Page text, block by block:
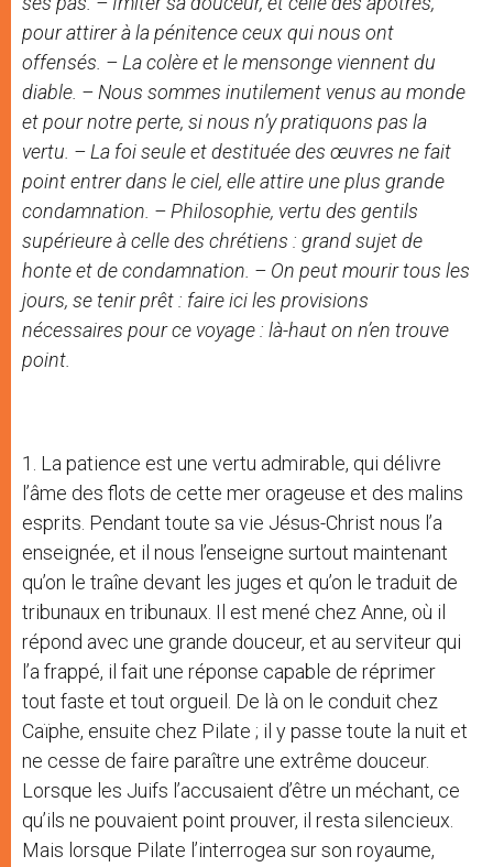
pour attirer à la pénitence ceux qui nous ont
offensés. – La colère et le mensonge viennent du
diable. – Nous sommes inutilement venus au monde
et pour notre perte, si nous n’y pratiquons pas la
vertu. – La foi seule et destituée des œuvres ne fait
point entrer dans le ciel, elle attire une plus grande
condamnation. – Philosophie, vertu des gentils
supérieure à celle des chrétiens : grand sujet de
honte et de condamnation. – On peut mourir tous les
jours, se tenir prêt : faire ici les provisions
nécessaires pour ce voyage : là-haut on n’en trouve
point.
1. La patience est une vertu admirable, qui délivre
l’âme des flots de cette mer orageuse et des malins
esprits. Pendant toute sa vie Jésus-Christ nous l’a
enseignée, et il nous l’enseigne surtout maintenant
qu’on le traîne devant les juges et qu’on le traduit de
tribunaux en tribunaux. Il est mené chez Anne, où il
répond avec une grande douceur, et au serviteur qui
l’a frappé, il fait une réponse capable de réprimer
tout faste et tout orgueil. De là on le conduit chez
Caïphe, ensuite chez Pilate ; il y passe toute la nuit et
ne cesse de faire paraître une extrême douceur.
Lorsque les Juifs l’accusaient d’être un méchant, ce
qu’ils ne pouvaient point prouver, il resta silencieux.
Mais lorsque Pilate l’interrogea sur son royaume,